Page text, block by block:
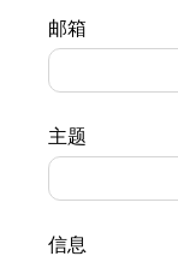
邮箱
主题
信息